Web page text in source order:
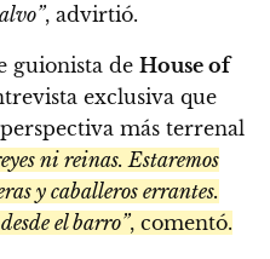
, advirtió.
guionista de House of
exclusiva que
más terrenal
ni reinas. Estaremos
y caballeros errantes.
el barro”, comentó.